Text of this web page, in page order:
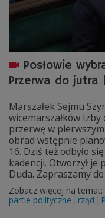
Posłowie
Przerwa do jutra
Marszałek Sejmu
wicemarszałków Izby
przerwę w
obrad wstępnie
16. Dziś też odbyło
kadencji. Otworzył je
Duda. Zapraszamy
Zobacz więcej na temat:
partie polityczne
rząd